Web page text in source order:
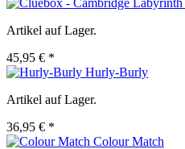
Artikel auf Lager.
45,95 € *
Hurly-Burly
Artikel auf Lager.
36,95 € *
Colour Match